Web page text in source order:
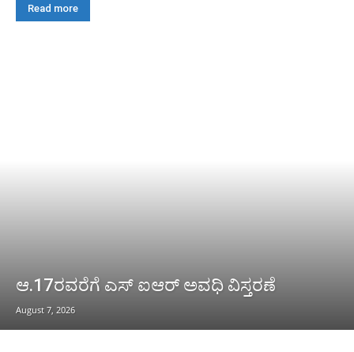
Read more
ಆ.17ರವರೆಗೆ ಎಸ್ ಐಆರ್ ಅವಧಿ ವಿಸ್ತರಣೆ
August 7, 2026